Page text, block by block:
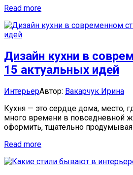
Read more15
цветовых
вашей
гостиной!
Дизайн кухни в
15 актуальных идей
Categories:
ИнтерьерАвтор: Author
Вакарчук Ирина
Кухня — это сердце дома, место,
много времени в повседневной
оформить, тщательно
Read moreДизайн
в